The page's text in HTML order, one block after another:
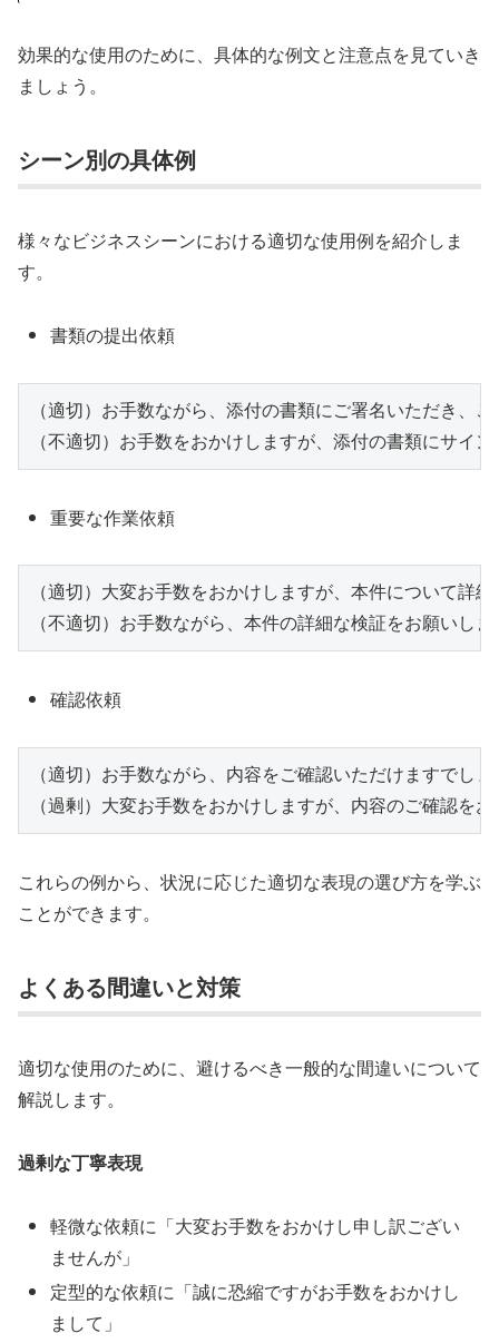
効果的な使用のために、具体的な例文と注意点を見ていき
ましょう。
シーン別の具体例
様々なビジネスシーンにおける適切な使用例を紹介しま
す。
書類の提出依頼
（適切）お手数ながら、添付の書類にご署名いただき、
（不適切）お手数をおかけしますが、添付の書類にサイ
重要な作業依頼
（適切）大変お手数をおかけしますが、本件について詳
（不適切）お手数ながら、本件の詳細な検証をお願いしま
確認依頼
（適切）お手数ながら、内容をご確認いただけますでしょ
（過剰）大変お手数をおかけしますが、内容のご確認を
これらの例から、状況に応じた適切な表現の選び方を学ぶ
ことができます。
よくある間違いと対策
適切な使用のために、避けるべき一般的な間違いについて
解説します。
過剰な丁寧表現
軽微な依頼に「大変お手数をおかけし申し訳ござい
ませんが」
定型的な依頼に「誠に恐縮ですがお手数をおかけし
まして」